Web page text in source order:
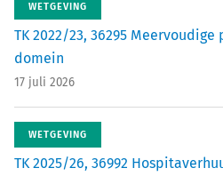
WETGEVING
TK 2022/23, 36295
domein
17 juli 2026
WETGEVING
TK 2025/26, 36992